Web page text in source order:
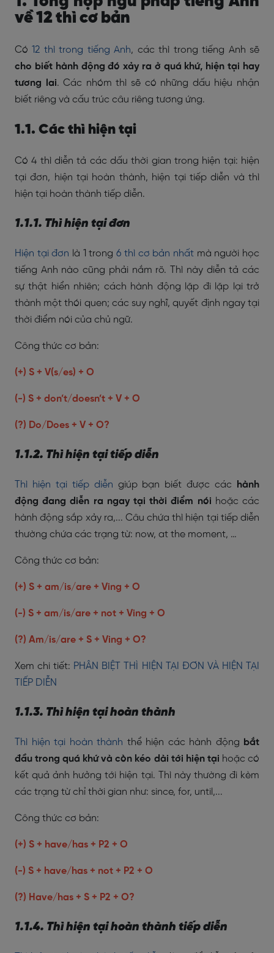
về 12 thì cơ bản
Có12 thì trong tiếng Anh, các thì trong tiếng Anh sẽ
cho biết hành động đó xảy ra ở quá khứ, hiện tại hay
tương lai. Các nhóm thì sẽ có những dấu hiệu nhận
biết riêng và cấu trúc câu riêng tương ứng.
1.1. Các thì hiện tại
Có 4 thì diễn tả các dấu thời gian trong hiện tại: hiện
tại đơn, hiện tại hoàn thành, hiện tại tiếp diễn và thì
hiện tại hoàn thành tiếp diễn.
1.1.1. Thì hiện tại đơn
Hiện tại đơn là 1 trong6 thì cơ bản nhấtmà người học
tiếng Anh nào cũng phải nắm rõ. Thì này diễn tả các
sự thật hiển nhiên; cách hành động lặp đi lặp lại trở
thành một thói quen; các suy nghĩ, quyết định ngay tại
thời điểm nói của chủ ngữ.
Công thức cơ bản:
(+) S + V(s/es) + O
(-) S + don’t/doesn’t + V + O
(?) Do/Does + V + O?
1.1.2. Thì hiện tại tiếp diễn
Thì hiện tại tiếp diễn giúp bạn biết được các
hành
động đang diễn ra ngay tại thời điểm nói hoặc các
hành động sắp xảy ra,... Câu chứa thì hiện tại tiếp diễn
thường chứa các trạng từ: now, at the moment, …
Công thức cơ bản:
(+) S + am/is/are + Ving + O
(-) S + am/is/are + not + Ving + O
(?) Am/is/are + S + Ving + O?
Xem chi tiết: PHÂN BIỆT THÌ HIỆN TẠI ĐƠN VÀ HIỆN TẠI
TIẾP DIỄN
1.1.3. Thì hiện tại hoàn thành
Thì hiện tại hoàn thành thể hiện các hành động bắt
đầu trong quá khứ và còn kéo dài tới hiện tại hoặc có
kết quả ảnh hưởng tới hiện tại. Thì này thường đi kèm
các trạng từ chỉ thời gian như: since, for, until,...
Công thức cơ bản:
(+) S + have/has + P2 + O
(-) S + have/has + not + P2 + O
(?) Have/has + S + P2 + O?
1.1.4. Thì hiện tại hoàn thành tiếp diễn